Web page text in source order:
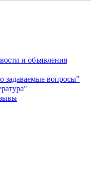
и объявления
задаваемые вопросы"